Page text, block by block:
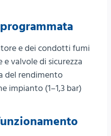
e dei condotti fumi
valvole di sicurezza
del rendimento
impianto (1–1,3 bar)